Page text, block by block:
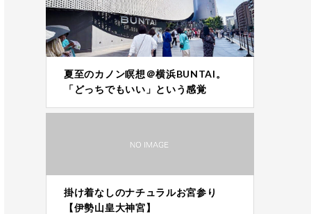
夏至のカノン瞑想＠横浜BUNTAI。
「どっちでもいい」という感覚
掛け着なしのナチュラルお宮参り
【伊勢山皇大神宮】